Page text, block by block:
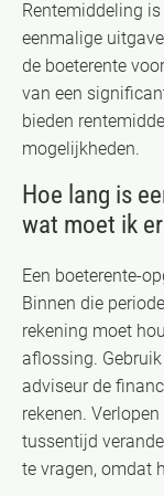
Rentemiddeling
eenmalige
de boeterente
van een
bieden
mogelijkheden.
Hoe lang is
wat moet ik
Een boeterente-
Binnen die
rekening moet
aflossing.
adviseur de
rekenen.
tussentijd
te vragen, omdat